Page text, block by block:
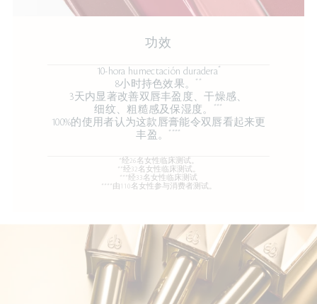
功效
10-hora humectación duradera*
8小时持色效果。 **
3天内显著改善双唇丰盈度、干燥感、
细纹、粗糙感及保湿度。
***
100%的使用者认为这款唇膏能令双唇看起来更
丰盈。
****
*经26名女性临床测试。
**经32名女性临床测试。
***经33名女性临床测试
****由110名女性参与消费者测试。